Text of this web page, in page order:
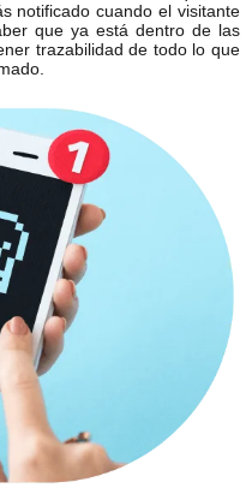
notificado cuando el visitante
que ya está dentro de las
trazabilidad de todo lo que